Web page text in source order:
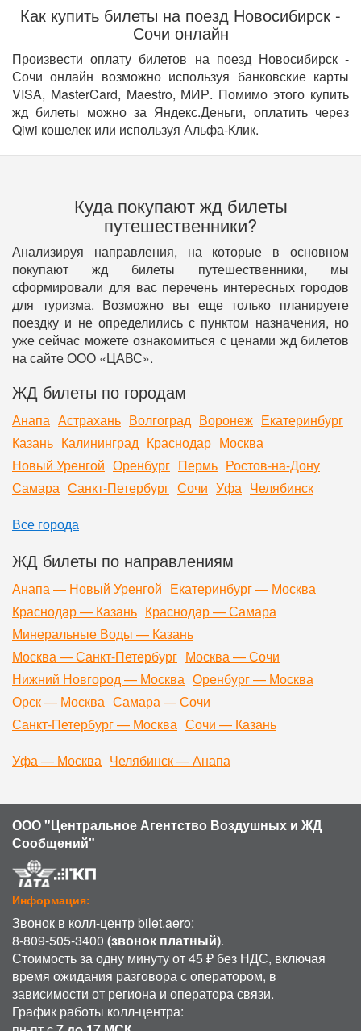
Как купить билеты на поезд Новосибирск -
Сочи онлайн
Произвести оплату билетов на поезд Новосибирск -
Сочи онлайн возможно используя банковские карты
VISA, MasterCard, Maestro, МИР. Помимо этого купить
жд билеты можно за Яндекс.Деньги, оплатить через
Qiwi кошелек или используя Альфа-Клик.
Куда покупают жд билеты
путешественники?
Анализируя направления, на которые в основном
покупают жд билеты путешественники, мы
сформировали для вас перечень интересных городов
для туризма. Возможно вы еще только планируете
поездку и не определились с пунктом назначения, но
уже сейчас можете ознакомиться с ценами жд билетов
на сайте ООО «ЦАВС».
ЖД билеты по городам
Анапа Астрахань Волгоград Воронеж Екатеринбург
Казань Калининград Краснодар Москва
Новый Уренгой Оренбург Пермь Ростов-на-Дону
Самара Санкт-Петербург Сочи Уфа Челябинск
Все города
ЖД билеты по направлениям
Анапа — Новый Уренгой Екатеринбург — Москва
Краснодар — Казань Краснодар — Самара
Минеральные Воды — Казань
Москва — Санкт-Петербург Москва — Сочи
Нижний Новгород — Москва Оренбург — Москва
Орск — Москва Самара — Сочи
Санкт-Петербург — Москва Сочи — Казань
Уфа — Москва Челябинск — Анапа
ООО "Центральное Агентство Воздушных и ЖД
Сообщений"
Информация:
Звонок в колл-центр bilet.aero:
8-809-505-3400 (звонок платный).
Стоимость за одну минуту от 45 ₽ без НДС, включая
время ожидания разговора с оператором, в
зависимости от региона и оператора связи.
График работы колл-центра: